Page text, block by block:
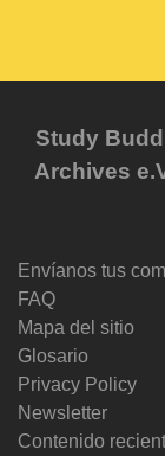
Study
Archives
Envíanos tus
FAQ
Mapa del sitio
Glosario
Privacy Policy
Newsletter
Contenido